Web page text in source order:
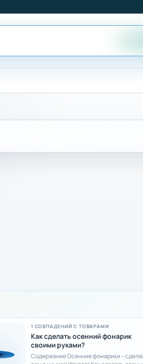
1 СОВПАДЕНИЙ С ТОВАРАМИ
Как сделать осенний фонарик
своими руками?
Содержание Осенние фонарики –